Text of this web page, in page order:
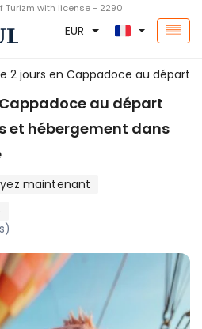
Turizm with license - 2290
EUR
2 jours en Cappadoce au départ
au départ
et hébergement dans
maintenant